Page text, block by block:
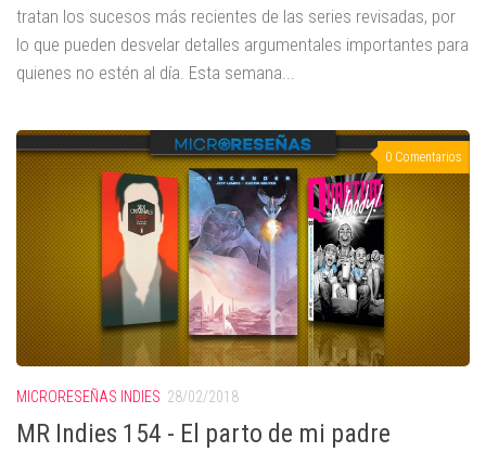
tratan los sucesos más recientes de las series revisadas, por
lo que pueden desvelar detalles argumentales importantes para
quienes no estén al día. Esta semana...
0 Comentarios
MICRORESEÑAS INDIES 28/02/2018
MR Indies 154 - El parto de mi padre